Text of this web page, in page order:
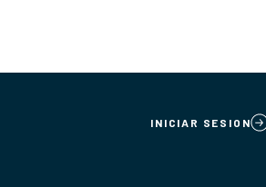
INICIAR SESION